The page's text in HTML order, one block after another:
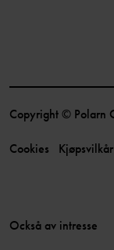
Copyright © Polarn
Cookies Kjøpsvilkår
Också av intresse